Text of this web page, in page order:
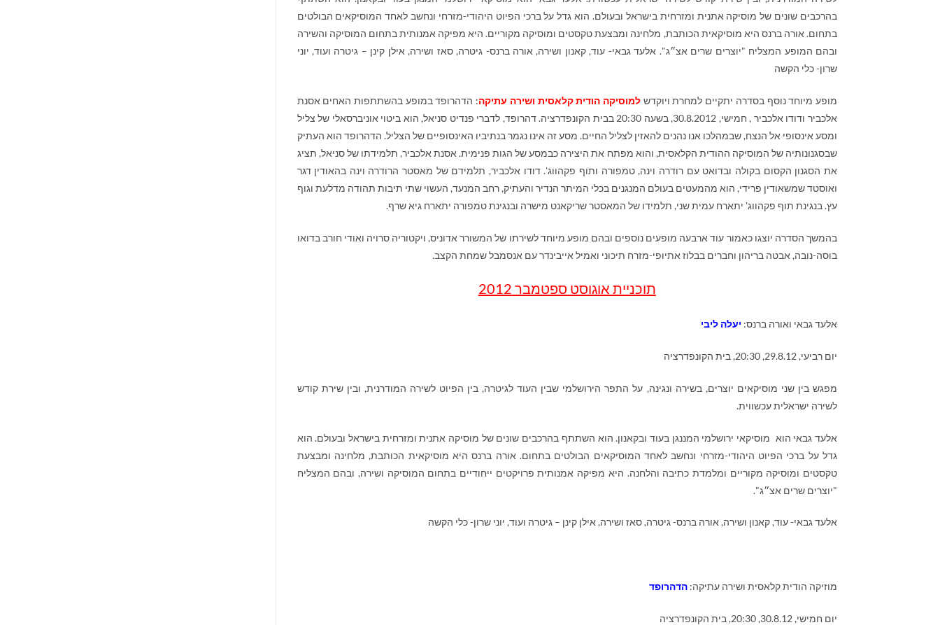
בהרכבים שונים של מוסיקה אתנית ומזרחית בישראל ובעולם. הוא גדל על ברכי הפיוט היהודי-מזרחי ונחשב לאחד המוסיקאים הבולטים
בתחום. אורה ברנס היא מוסיקאית הכותבת, מלחינה ומבצעת טקסטים ומוסיקה מקוריים. היא מפיקה אמנותית בתחום המוסיקה והשירה
ובהם המופע המצליח "יוצרים שרים אצ״ג". אלעד גבאי- עוד, קאנון ושירה, אורה ברנס- גיטרה, סאז ושירה, אילן קינן – גיטרה ועוד, יוני
שרון- כלי הקשה
מופע מיוחד נוסף בסדרה יתקיים למחרת ויוקדשלמוסיקה הודית קלאסית ושירה עתיקה: הדהרופד במופע בהשתתפות האחים אסנת
אלכביר ודודו אלכביר , חמישי, 30.8.2012, בשעה 20:30 בבית הקונפדרציה. דהרופד, לדברי פנדיט סניאל, הוא ביטוי אוניברסאלי של צליל
ומסע אינסופי אל הנצח, שבמהלכו אנו נהנים להאזין לצליל החיים. מסע זה אינו נגמר בנתיביו האינסופיים של הצליל. הדהרופד הוא העתיק
שבסגנונותיה של המוסיקה ההודית הקלאסית, והוא מפתח את היצירה כבמסע של הגות פנימית. אסנת אלכביר, תלמידתו של סניאל, תציג
את הסגנון הקסום בקולה ובדואט עם רודרה וינה, טמפורה ותוף פקהווג'. דודו אלכביר, תלמידם של מאסטר הרודרה וינה בהאודין דגר
ואוסטד שמשאודין פרידי, הוא מהמעטים בעולם המנגנים בכלי המיתר הנדיר והעתיק, רחב המנעד, העשוי שתי תיבות תהודה מדלעת וגוף
עץ. בנגינת תוף פקהווג' יתארח עמית שני, תלמידו של המאסטר שריקאנט מישרה ובנגינת טמפורה יתארח גיא שרף.
בהמשך הסדרה יוצגו כאמור עוד ארבעה מופעים נוספים ובהם מופע מיוחד לשירתו של המשורר אדוניס, ויקטוריה סרויה ואודי חורב בדואו
בוסה-נובה, אבטה בריהון וחברים בבלוז אתיופי-מזרח תיכוני ואמיל אייבינדר עם אנסמבל שמחת הקצב.
תוכניית אוגוסט ספטמבר 2012
אלעד גבאי ואורה ברנס: יעלה ליבי
יום רביעי, 29.8.12, 20:30, בית הקונפדרציה
מפגש בין שני מוסיקאים יוצרים, בשירה ונגינה, על התפר הירושלמי שבין העוד לגיטרה, בין הפיוט לשירה המודרנית, ובין שירת קודש
לשירה ישראלית עכשווית.
אלעד גבאי הוא מוסיקאי ירושלמי המננגן בעוד ובקאנון. הוא השתתף בהרכבים שונים של מוסיקה אתנית ומזרחית בישראל ובעולם. הוא
גדל על ברכי הפיוט היהודי-מזרחי ונחשב לאחד המוסיקאים הבולטים בתחום. אורה ברנס היא מוסיקאית הכותבת, מלחינה ומבצעת
טקסטים ומוסיקה מקוריים ומלמדת כתיבה והלחנה. היא מפיקה אמנותית פרויקטים ייחודיים בתחום המוסיקה ושירה, ובהם המצליח
"יוצרים שרים אצ״ג".
אלעד גבאי- עוד, קאנון ושירה, אורה ברנס- גיטרה, סאז ושירה, אילן קינן – גיטרה ועוד, יוני שרון- כלי הקשה
מוזיקה הודית קלאסית ושירה עתיקה: הדהרופד
יום חמישי, 30.8.12, 20:30, בית הקונפדרציה